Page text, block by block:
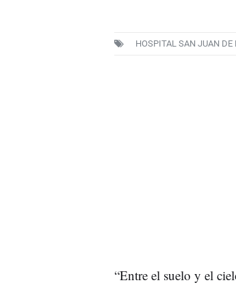
HOSPITAL SAN JUAN DE
“Entre el suelo y el